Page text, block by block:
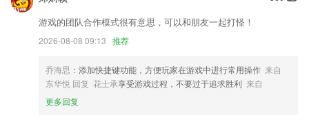
增加盖章时用印文件与摄像头之间的距离检测；
新增满减活动优惠；
电话录音器是根据生活所需设计的手机即时录音软件，为您提供高品质录
音机功能，音质清晰安全可靠，适合各类场景下的录音，具有广泛的适用
游戏的团队合作模式很有意思，可以和朋友一起打怪！
2026-08-08 09:13 推荐
乔海思 ：添加快捷键功能，方便玩家在游戏中进行常用操作 来自
东华悦 回复 花士承享受游戏过程，不要过于追求胜利 来自
更多回复